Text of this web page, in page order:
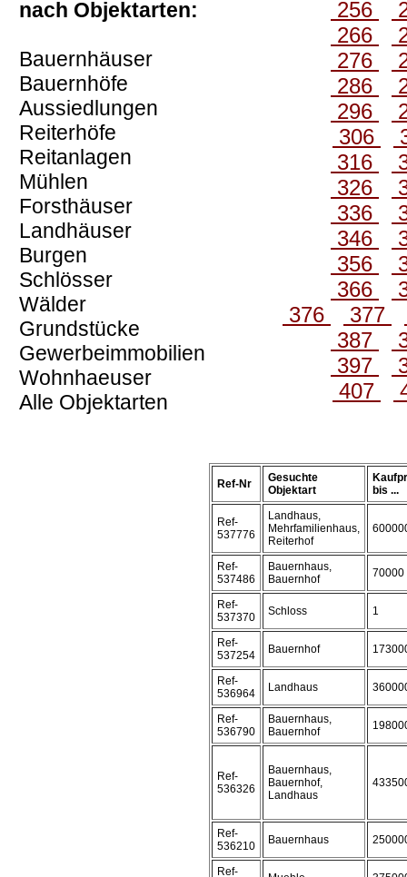
nach Objektarten:
Bauernhäuser
Bauernhöfe
Aussiedlungen
Reiterhöfe
Reitanlagen
Mühlen
Forsthäuser
Landhäuser
Burgen
Schlösser
Wälder
Grundstücke
Gewerbeimmobilien
Wohnhaeuser
Alle Objektarten
256
266
276
286
296
306
316
326
336
346
356
366
376
377
387
397
407
Ref-Nr
Gesuchte
Objektart
bis ...
Ref-
537776
Landhaus,
Mehrfamilienhaus,
Reiterhof
Ref-
537486
Bauernhaus,
Bauernhof
70000
Ref-
537370
Schloss 1
Ref-
537254
Bauernhof
Ref-
536964
Landhaus
Ref-
536790
Bauernhaus,
Bauernhof
Ref-
536326
Bauernhaus,
Bauernhof,
Landhaus
Ref-
536210
Bauernhaus
Ref-